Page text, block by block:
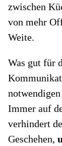
zwischen
von mehr
Weite.
Was gut für
Immer auf
verhindert
Geschehen,